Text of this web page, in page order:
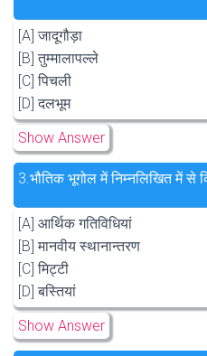
[A] जादूगौड़ा
[B] तुम्मालापल्ले
[C] पिचली
[D] दलभूम
Show Answer
3.भौतिक भूगोल में निम्नलिखित में से
[A] आर्थिक गतिविधियां
[B] मानवीय स्थानान्तरण
[C] मिट्टी
[D] बस्तियां
Show Answer